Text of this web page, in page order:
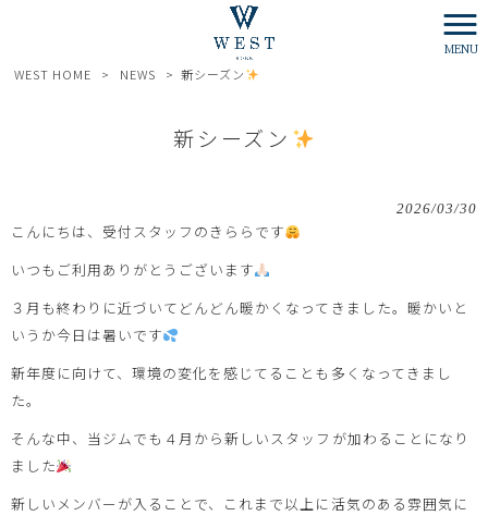
MENU
WEST HOME > NEWS > 新シーズン
新シーズン
2026/03/30
こんにちは、受付スタッフのきららです
いつもご利用ありがとうございます
３月も終わりに近づいてどんどん暖かくなってきました。暖かいと
いうか今日は暑いです
新年度に向けて、環境の変化を感じてることも多くなってきまし
た。
そんな中、当ジムでも４月から新しいスタッフが加わることになり
ました
新しいメンバーが入ることで、これまで以上に活気のある雰囲気に